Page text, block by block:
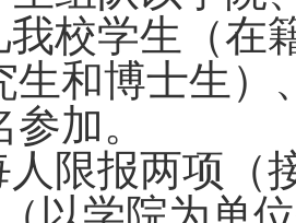
我校学生（在
生和博士生）
加。
人限报两项（